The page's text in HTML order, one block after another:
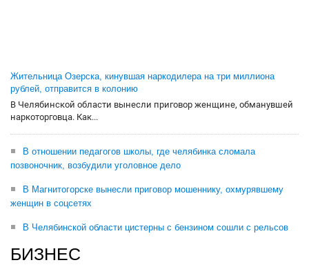
Жительница Озерска, кинувшая наркодилера на три миллиона
рублей, отправится в колонию
В Челябинской области вынесли приговор женщине, обманувшей
наркоторговца. Как...
В отношении педагогов школы, где челябинка сломала
позвоночник, возбудили уголовное дело
В Магнитогорске вынесли приговор мошеннику, охмурявшему
женщин в соцсетях
В Челябинской области цистерны с бензином сошли с рельсов
БИЗНЕС